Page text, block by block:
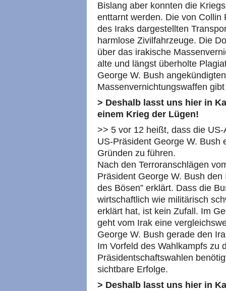
Bislang aber konnten die
enttarnt werden. Die von Collin
des Iraks dargestellten
harmlose Zivilfahrzeuge. Die
über das irakische
alte und längst überholte
George W. Bush
Massenvernichtungswaffen
> Deshalb lasst uns hier in
einem Krieg der Lügen!
>> 5 vor 12 heißt, dass die
US-Präsident George W. Bush
Gründen zu führen.
Nach den Terroranschlägen
Präsident George W. Bush
des Bösen” erklärt. Dass die
wirtschaftlich wie militärisch
erklärt hat, ist kein Zufall. Im
geht vom Irak eine
George W. Bush gerade den
Im Vorfeld des Wahlkampfs zu
Präsidentschaftswahlen
sichtbare Erfolge.
> Deshalb lasst uns hier in